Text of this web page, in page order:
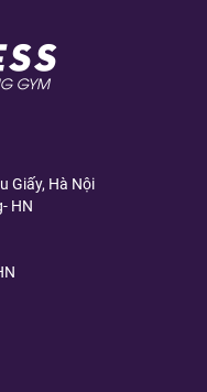
Giấy, Hà Nội
HN